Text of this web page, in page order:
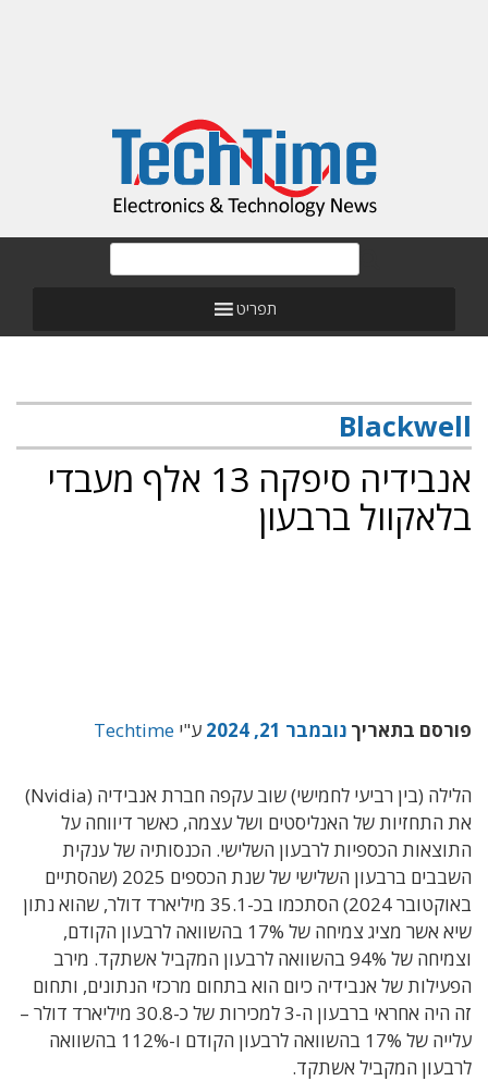
תפריט
Blackwell
אנבידיה סיפקה 13 אלף מעבדי
בלאקוול ברבעון
פורסם בתאריך נובמבר 21, 2024 ע"י Techtime
הלילה (בין רביעי לחמישי) שוב עקפה חברת אנבידיה (Nvidia)
את התחזיות של האנליסטים ושל עצמה, כאשר דיווחה על
התוצאות הכספיות לרבעון השלישי. הכנסותיה של ענקית
השבבים ברבעון השלישי של שנת הכספים 2025 (שהסתיים
באוקטובר 2024) הסתכמו בכ-35.1 מיליארד דולר, שהוא נתון
שיא אשר מציג צמיחה של 17% בהשוואה לרבעון הקודם,
וצמיחה של 94% בהשוואה לרבעון המקביל אשתקד. מירב
הפעילות של אנבידיה כיום הוא בתחום מרכזי הנתונים, ותחום
זה היה אחראי ברבעון ה-3 למכירות של כ-30.8 מיליארד דולר –
עלייה של 17% בהשוואה לרבעון הקודם ו-112% בהשוואה
לרבעון המקביל אשתקד.